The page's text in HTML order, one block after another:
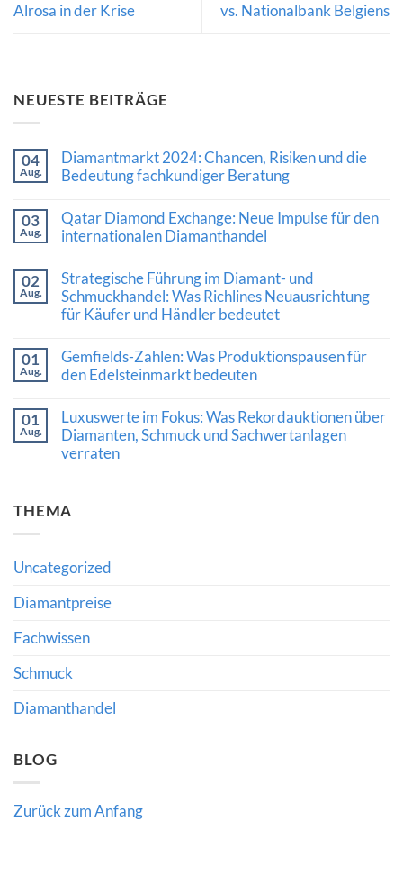
Alrosa in der Krise
vs. Nationalbank Belgiens
NEUESTE BEITRÄGE
04
Aug.
Diamantmarkt 2024: Chancen, Risiken und die
Bedeutung fachkundiger Beratung
zu
Diamantmarkt
2024:
Risiken
und
die
Bedeutung
fachkundiger
03
Aug.
Qatar Diamond Exchange: Neue Impulse für den
internationalen Diamanthandel
zu
Qatar
Diamond
Exchange:
für
den
internationalen
02
Aug.
Strategische Führung im Diamant- und
Schmuckhandel: Was Richlines Neuausrichtung
für Käufer und Händler bedeutet
zu
Strategische
Führung
Diamant-
und
Schmuckhandel:
Richlines
und
01
Aug.
Gemfields-Zahlen: Was Produktionspausen für
den Edelsteinmarkt bedeuten
zu
Gemfields-
Zahlen:
Was
Edelsteinmarkt
bedeuten
01
Aug.
Luxuswerte im Fokus: Was Rekordauktionen über
Diamanten, Schmuck und Sachwertanlagen
verraten
Luxuswerte
Rekordauktionen
über
Schmuck
und
verraten
THEMA
Uncategorized
Diamantpreise
Fachwissen
Schmuck
Diamanthandel
BLOG
Zurück zum Anfang